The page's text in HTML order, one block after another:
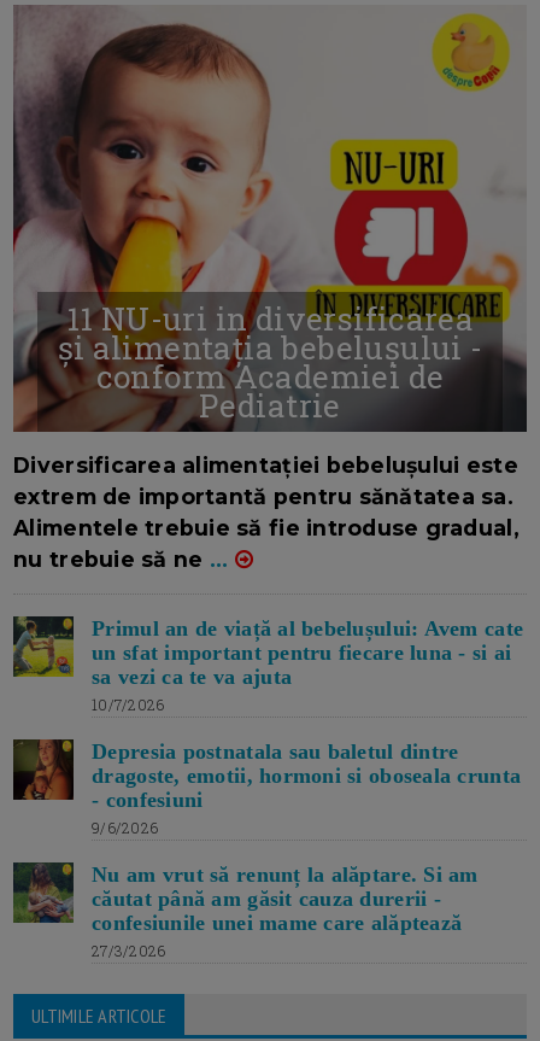
11 NU-uri in diversificarea
și alimentația bebelușului -
conform Academiei de
Pediatrie
Diversificarea alimentației bebelușului este
extrem de importantă pentru sănătatea sa.
Alimentele trebuie să fie introduse gradual,
nu trebuie să ne ...
Primul an de viață al bebelușului: Avem cate
un sfat important pentru fiecare luna - si ai
sa vezi ca te va ajuta
10/7/2026
Depresia postnatala sau baletul dintre
dragoste, emotii, hormoni si oboseala crunta
- confesiuni
9/6/2026
Nu am vrut să renunț la alăptare. Si am
căutat până am găsit cauza durerii -
confesiunile unei mame care alăptează
27/3/2026
ULTIMILE ARTICOLE